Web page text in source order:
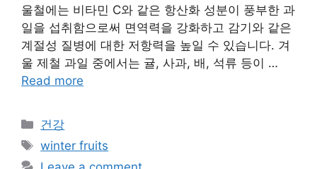
울철에는 비타민 C와 같은 항산화 성분이 풍부한 과
일을 섭취함으로써 면역력을 강화하고 감기와 같은
계절성 질병에 대한 저항력을 높일 수 있습니다. 겨
울 제철 과일 중에서는 귤, 사과, 배, 석류 등이 …
Read more
Categories
건강
Tags
winter fruits